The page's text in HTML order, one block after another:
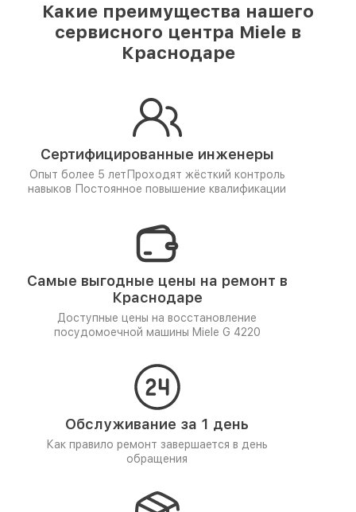
Какие преимущества нашего
сервисного центра Miele в
Краснодаре
Сертифицированные инженеры
Опыт более 5 лет Проходят жёсткий контроль
навыков Постоянное повышение квалификации
Самые выгодные цены на ремонт в
Краснодаре
Доступные цены на восстановление
посудомоечной машины Miele G 4220
Обслуживание за 1 день
Как правило ремонт завершается в день
обращения